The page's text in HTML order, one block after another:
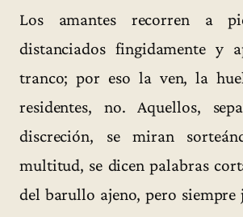
Los amantes recorren a
distanciados fingidamente y
tranco; por eso la ven, la
residentes, no. Aquellos,
discreción, se miran
multitud, se dicen palabras
del barullo ajeno, pero siempre